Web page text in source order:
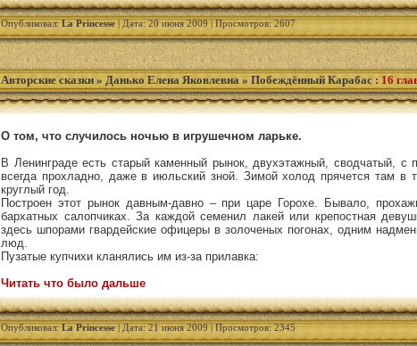
Опубликовал:La Princesse| Дата: 20 июня 2009 | Просмотров: 2607
Авторские сказки » Данько Елена Яковлевна » Побеждённый Карабас : 16
О том, что случилось ночью в игрушечном ларьке.
В Ленинграде есть старый каменный рынок, двухэтажный, сводчатый,
всегда прохладно, даже в июльский зной. Зимой холод прячется там в
круглый год.
Построен этот рынок давным-давно – при царе Горохе. Бывало,
бархатных салопчиках. За каждой семенил лакей или крепостная
здесь шпорами гвардейские офицеры в золоченых погонах, одним
люд.
Пузатые купчихи кланялись им из-за прилавка:
Читать что было дальше
Опубликовал:La Princesse| Дата: 21 июня 2009 | Просмотров: 2345